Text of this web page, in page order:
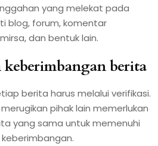
yang melekat pada
blog, forum, komentar
dan bentuk lain.
berita
berita harus melalui verifikasi.
pihak lain memerlukan
yang sama untuk memenuhi